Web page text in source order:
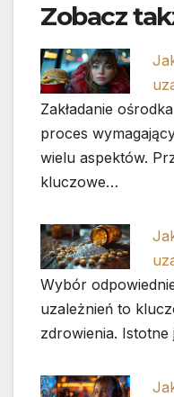
Zobacz
Zakładanie
proces
wielu aspektów.
kluczowe…
Wybór
uzależnień to
zdrowienia.